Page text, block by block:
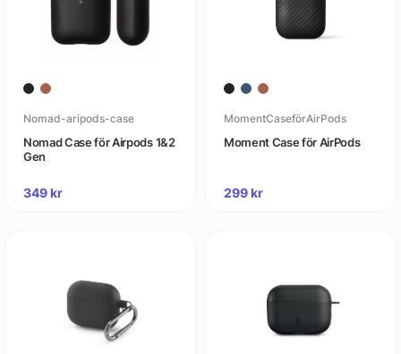
Nomad-aripods-case
Nomad Case för Airpods 1&2
Gen
349kr
MomentCaseförAirPods
Moment Case för AirPods
299kr